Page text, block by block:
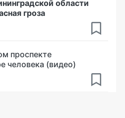
области
гроза
проспекте
человека (видео)